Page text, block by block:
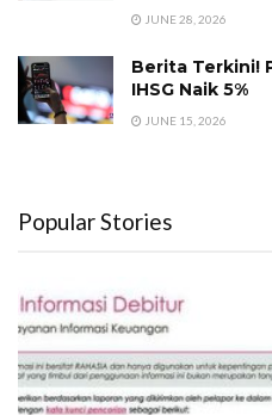
JUNE 28, 2026
Berita Terkini!
IHSG Naik 5%
JUNE 15, 2026
Popular Stories